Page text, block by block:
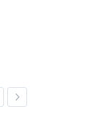
Next